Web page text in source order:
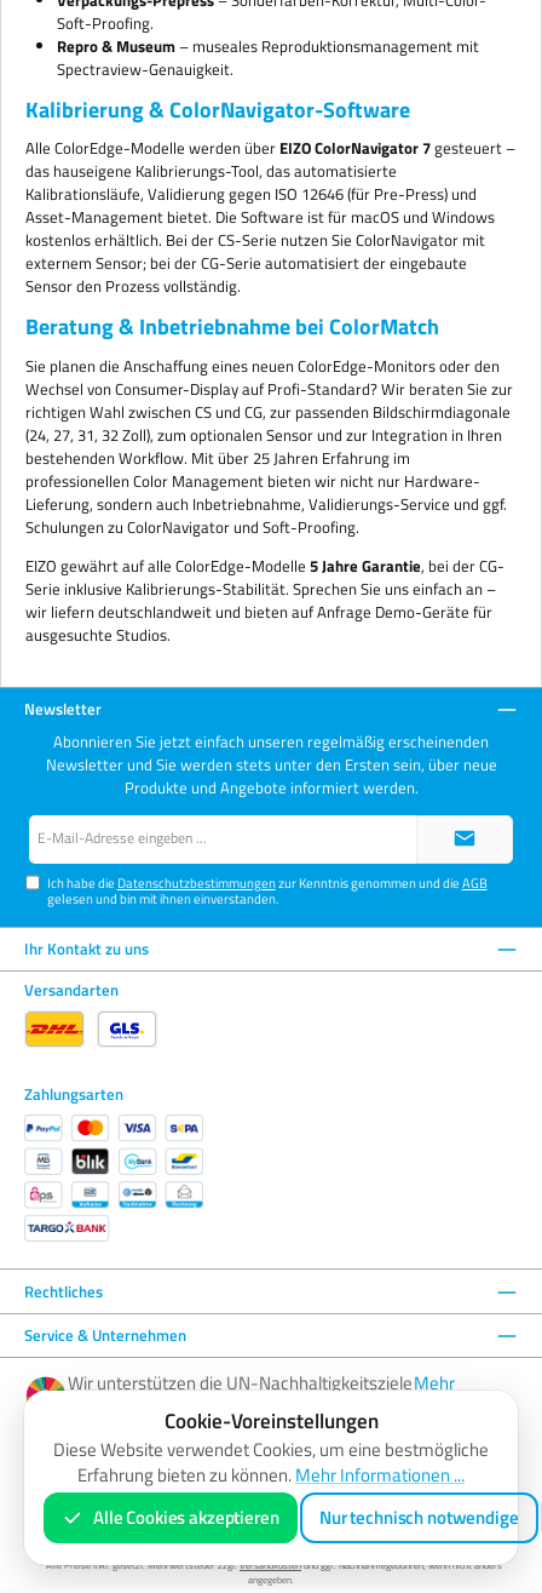
Soft-Proofing.
Repro & Museum– museales Reproduktionsmanagement mit
Spectraview-Genauigkeit.
Kalibrierung & ColorNavigator-Software
Alle ColorEdge-Modelle werden über EIZO ColorNavigator 7gesteuert –
das hauseigene Kalibrierungs-Tool, das automatisierte
Kalibrationsläufe, Validierung gegen ISO 12646 (für Pre-Press) und
Asset-Management bietet. Die Software ist für macOS und Windows
kostenlos erhältlich. Bei der CS-Serie nutzen Sie ColorNavigator mit
externem Sensor; bei der CG-Serie automatisiert der eingebaute
Sensor den Prozess vollständig.
Beratung & Inbetriebnahme bei ColorMatch
Sie planen die Anschaffung eines neuen ColorEdge-Monitors oder den
Wechsel von Consumer-Display auf Profi-Standard? Wir beraten Sie zur
richtigen Wahl zwischen CS und CG, zur passenden Bildschirmdiagonale
(24, 27, 31, 32 Zoll), zum optionalen Sensor und zur Integration in Ihren
bestehenden Workflow. Mit über 25 Jahren Erfahrung im
professionellen Color Management bieten wir nicht nur Hardware-
Lieferung, sondern auch Inbetriebnahme, Validierungs-Service und ggf.
Schulungen zu ColorNavigator und Soft-Proofing.
EIZO gewährt auf alle ColorEdge-Modelle 5 Jahre Garantie, bei der CG-
Serie inklusive Kalibrierungs-Stabilität. Sprechen Sie uns einfach an –
wir liefern deutschlandweit und bieten auf Anfrage Demo-Geräte für
ausgesuchte Studios.
Newsletter
Abonnieren Sie jetzt einfach unseren regelmäßig erscheinenden
Newsletter und Sie werden stets unter den Ersten sein, über neue
Produkte und Angebote informiert werden.
Ich habe die Datenschutzbestimmungenzur Kenntnis genommen und dieAGB
gelesen und bin mit ihnen einverstanden.
Ihr Kontakt zu uns
Versandarten
Zahlungsarten
Rechtliches
Service & Unternehmen
Wir unterstützen die UN-NachhaltigkeitszieleMehr
Facebook Instagram YouTube LinkedIn
AGB Barrierefreiheitserklärung Datenschutzerklärung Impressum
Widerrufsbelehrung
Vertrag widerrufen
* Alle Preise inkl. gesetzl. Mehrwertsteuer zzgl.Versandkostenund ggf. Nachnahmegebühren, wenn nicht anders
angegeben.
Cookie-Voreinstellungen
Diese Website verwendet Cookies, um eine bestmögliche
Erfahrung bieten zu können.Mehr Informationen ...
Alle Cookies akzeptieren
Nur technisch notwendige